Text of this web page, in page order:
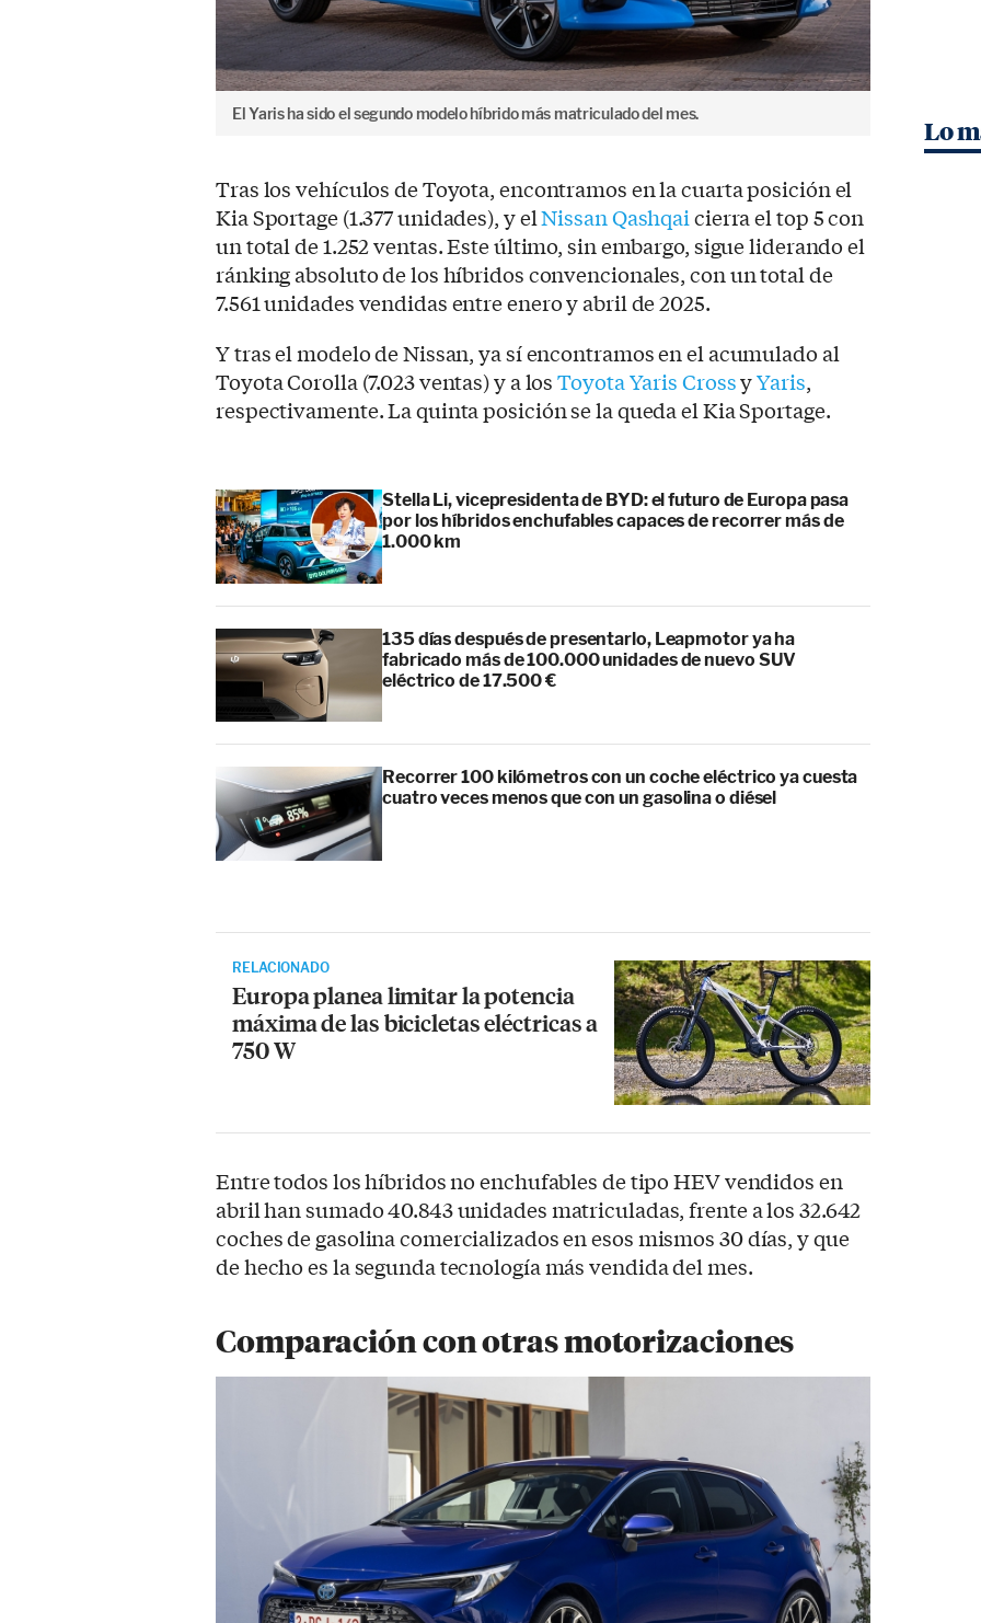
El Yaris ha sido el segundo modelo híbrido más matriculado del mes.
Tras los vehículos de Toyota, encontramos en la cuarta posición el
Kia Sportage (1.377 unidades), y elNissan Qashqaicierra el top 5 con
un total de 1.252 ventas. Este último, sin embargo, sigue liderando el
ránking absoluto de los híbridos convencionales, con un total de
7.561 unidades vendidas entre enero y abril de 2025.
Y tras el modelo de Nissan, ya sí encontramos en el acumulado al
Toyota Corolla (7.023 ventas) y a losToyota Yaris CrossyYaris,
respectivamente. La quinta posición se la queda el Kia Sportage.
Stella Li, vicepresidenta de BYD: el futuro de Europa pasa
por los híbridos enchufables capaces de recorrer más de
1.000 km
135 días después de presentarlo, Leapmotor ya ha
fabricado más de 100.000 unidades de nuevo SUV
eléctrico de 17.500 €
Recorrer 100 kilómetros con un coche eléctrico ya cuesta
cuatro veces menos que con un gasolina o diésel
RELACIONADO
Europa planea limitar la potencia
máxima de las bicicletas eléctricas a
750 W
Entre todos los híbridos no enchufables de tipo HEV vendidos en
abril han sumado 40.843 unidades matriculadas, frente a los 32.642
coches de gasolina comercializados en esos mismos 30 días, y que
de hecho es la segunda tecnología más vendida del mes.
Comparación con otras motorizaciones
Lo